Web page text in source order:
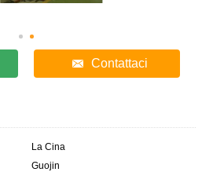
Contattaci
La Cina
Guojin